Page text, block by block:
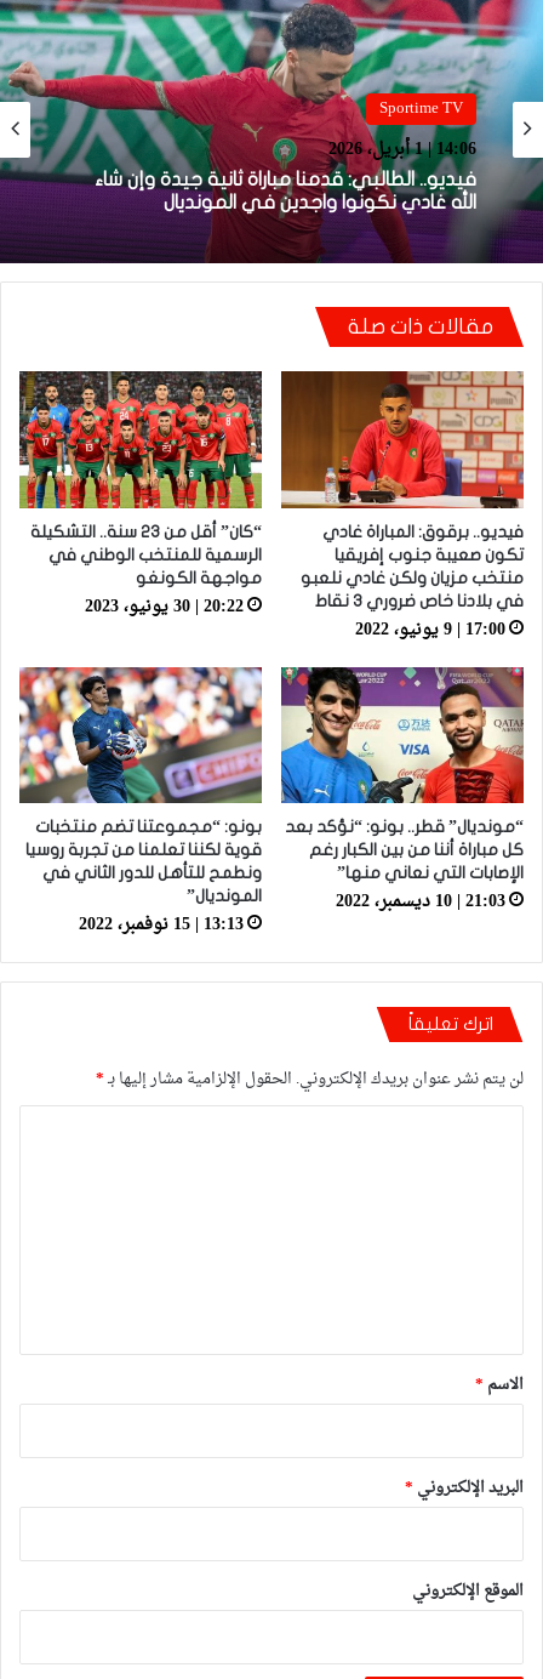
Sportime TV
14:06 | 1 أبريل، 2026
فيديو.. الطالبي: قدمنا مباراة ثانية جيدة وإن شاء
الله غادي نكونوا واجدين في المونديال
Sportime TV
14:05 | 1 أبريل، 2026
فيديو.. بونو: اللاعبين تعاملو مزيان مع المباراة وخا
مكانتش ساهلة وحنا كنحاولوا نركزوا باش نعاونوا
مقالات ذات صلة
فيديو.. برقوق: المباراة غادي
تكون صعيبة جنوب إفريقيا
منتخب مزيان ولكن غادي نلعبو
في بلادنا خاص ضروري 3 نقاط
17:00 | 9 يونيو، 2022
“كان” أقل من 23 سنة.. التشكيلة
الرسمية للمنتخب الوطني في
مواجهة الكونغو
20:22 | 30 يونيو، 2023
“مونديال” قطر.. بونو: “نؤكد بعد
كل مباراة أننا من بين الكبار رغم
الإصابات التي نعاني منها”
21:03 | 10 ديسمبر، 2022
بونو: “مجموعتنا تضم منتخبات
قوية لكننا تعلمنا من تجربة روسيا
ونطمح للتأهل للدور الثاني في
المونديال”
13:13 | 15 نوفمبر، 2022
اترك تعليقاً
لن يتم نشر عنوان بريدك الإلكتروني. الحقول الإلزامية مشار إليها بـ*
*
الاسم *
البريد الإلكتروني *
الموقع الإلكتروني